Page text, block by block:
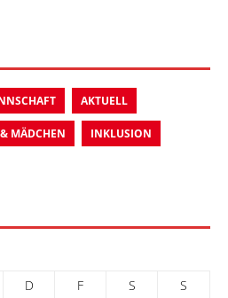
AKTUELL
MÄDCHEN INKLUSION
D F S S